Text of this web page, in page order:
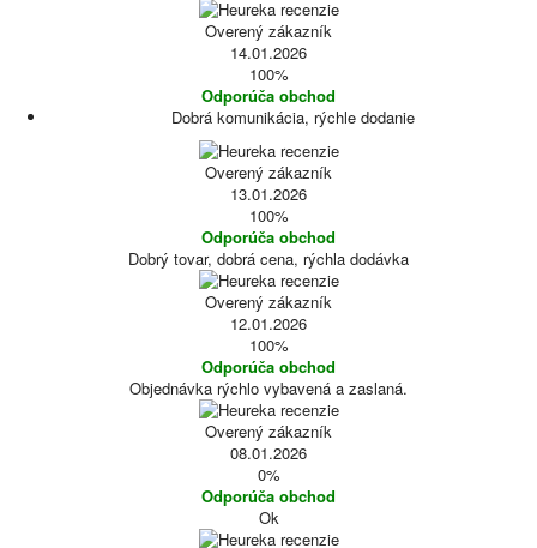
Overený zákazník
14.01.2026
100%
Odporúča obchod
Dobrá komunikácia, rýchle dodanie
Overený zákazník
13.01.2026
100%
Odporúča obchod
Dobrý tovar, dobrá cena, rýchla dodávka
Overený zákazník
12.01.2026
100%
Odporúča obchod
Objednávka rýchlo vybavená a zaslaná.
Overený zákazník
08.01.2026
0%
Odporúča obchod
Ok